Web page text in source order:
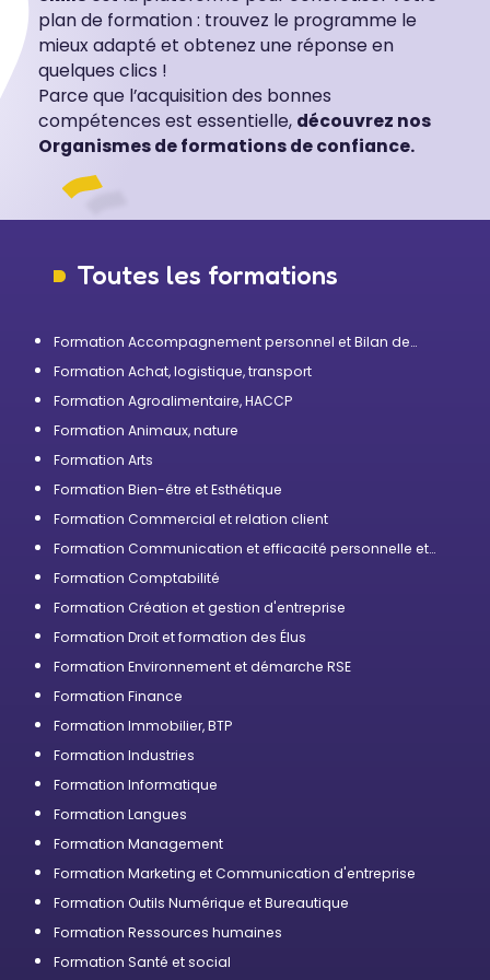
plan de formation : trouvez le programme le
mieux adapté et obtenez une réponse en
quelques clics !
Parce que l’acquisition des bonnes
compétences est essentielle, découvrez nos
Organismes de formations de confiance.
Toutes les formations
Formation Accompagnement personnel et Bilan de
Formation Achat, logistique, transport
Formation Agroalimentaire, HACCP
Formation Animaux, nature
Formation Arts
Formation Bien-être et Esthétique
Formation Commercial et relation client
Formation Communication et efficacité personnelle et
Formation Comptabilité
Formation Création et gestion d'entreprise
Formation Droit et formation des Élus
Formation Environnement et démarche RSE
Formation Finance
Formation Immobilier, BTP
Formation Industries
Formation Informatique
Formation Langues
Formation Management
Formation Marketing et Communication d'entreprise
Formation Outils Numérique et Bureautique
Formation Ressources humaines
Formation Santé et social